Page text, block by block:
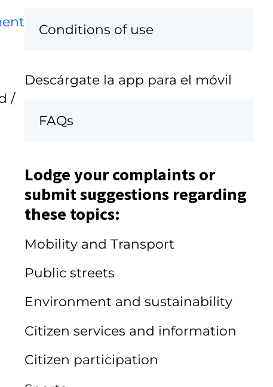
/
Conditions of use
Descárgate la app para el móvil
FAQs
Lodge your complaints or
submit suggestions regarding
these topics:
Mobility and Transport
Public streets
Environment and sustainability
Citizen services and information
Citizen participation